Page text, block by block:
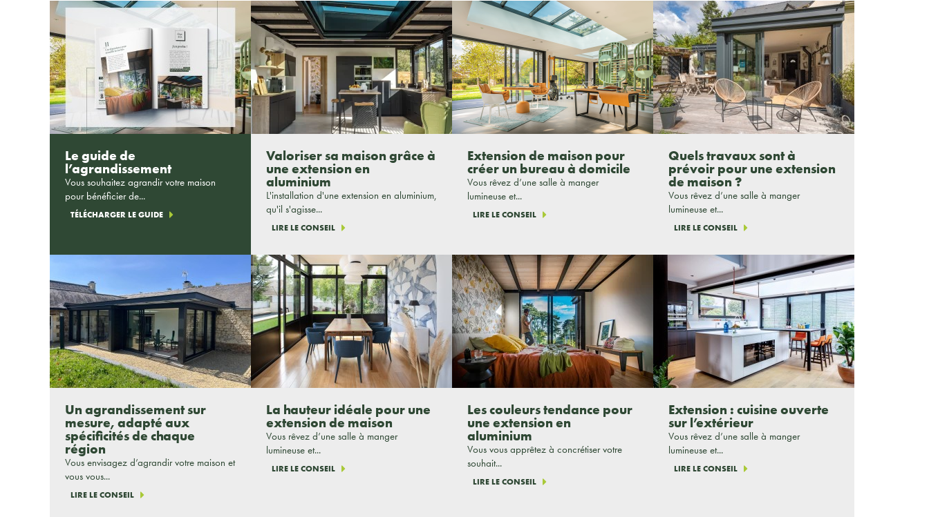
Le guide de
l’agrandissement
Vous souhaitez agrandir votre maison
pour bénéficier de...
TÉLÉCHARGER LE GUIDE
Valoriser sa maison grâce à
une extension en
aluminium
L'installation d'une extension en aluminium,
qu'il s'agisse...
LIRE LE CONSEIL
Extension de maison pour
créer un bureau à domicile
Vous rêvez d’une salle à manger
lumineuse et...
LIRE LE CONSEIL
Quels travaux sont à
prévoir pour une extension
de maison ?
Vous rêvez d’une salle à manger
lumineuse et...
LIRE LE CONSEIL
Un agrandissement sur
mesure, adapté aux
spécificités de chaque
région
Vous envisagez d’agrandir votre maison et
vous vous...
LIRE LE CONSEIL
La hauteur idéale pour une
extension de maison
Vous rêvez d’une salle à manger
lumineuse et...
LIRE LE CONSEIL
Les couleurs tendance pour
une extension en
aluminium
Vous vous apprêtez à concrétiser votre
souhait...
LIRE LE CONSEIL
Extension : cuisine ouverte
sur l’extérieur
Vous rêvez d’une salle à manger
lumineuse et...
LIRE LE CONSEIL